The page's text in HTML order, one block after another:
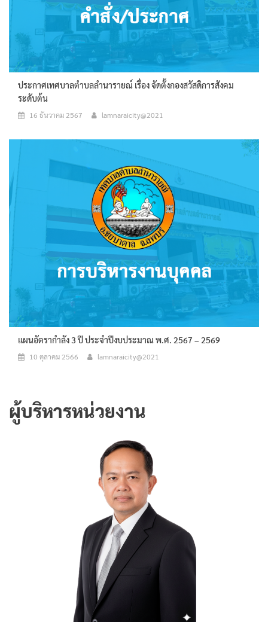
ประกาศเทศบาลตำบลลำนารายณ์ เรื่อง จัดตั้งกองสวัสดิการสังคม
ระดับต้น
16 ธันวาคม 2567 lamnaraicity@2021
แผนอัตรากำลัง 3 ปี ประจำปีงบประมาณ พ.ศ. 2567 – 2569
10 ตุลาคม 2566 lamnaraicity@2021
ผู้บริหารหน่วยงาน